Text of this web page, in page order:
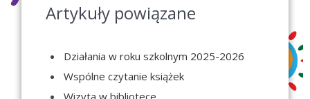
Artykuły powiązane
Działania w roku szkolnym 2025-2026
Wspólne czytanie książek
Wizyta w bibliotece